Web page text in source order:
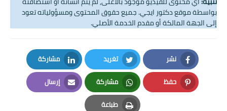
بواسطة موقع دكتور ايجي. جميع حقوق المحتوى ومسؤولياته تعود
إلى الجهة المالكة أو مقدم الخدمة الأصلي.
نشر
Facebook
تغريد
Twitter
مشاركة
LinkedIn
حفظ
Pinterest
مشاركة
Whatsapp
إرسال
Email
طباعة